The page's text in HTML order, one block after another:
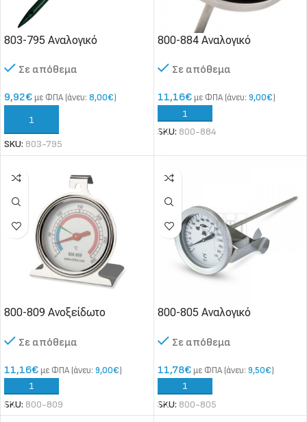
803-795 Αναλογικό
Σε απόθεμα
9,92€ με ΦΠΑ (άνευ: 8,00€)
ΠΡΟΣΘΉΚΗ ΣΤΟ ΚΑΛΆΘΙ
SKU: 803-795
800-884 Αναλογικό
Σε απόθεμα
11,16€ με ΦΠΑ (άνευ: 9,00€)
SKU: 800-884
800-809 Ανοξείδωτο
Τυροπιτιέρας
Σε απόθεμα
11,16€ με ΦΠΑ (άνευ: 9,00€)
SKU: 800-809
800-805 Αναλογικό
Σε απόθεμα
11,78€ με ΦΠΑ (άνευ: 9,50€)
SKU: 800-805